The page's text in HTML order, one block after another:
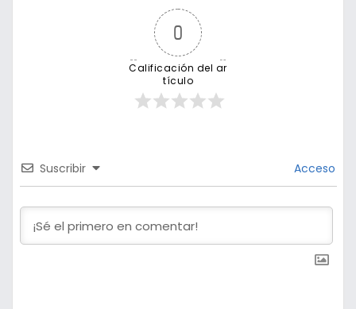
0
Calificación del ar
tículo
Suscribir Acceso